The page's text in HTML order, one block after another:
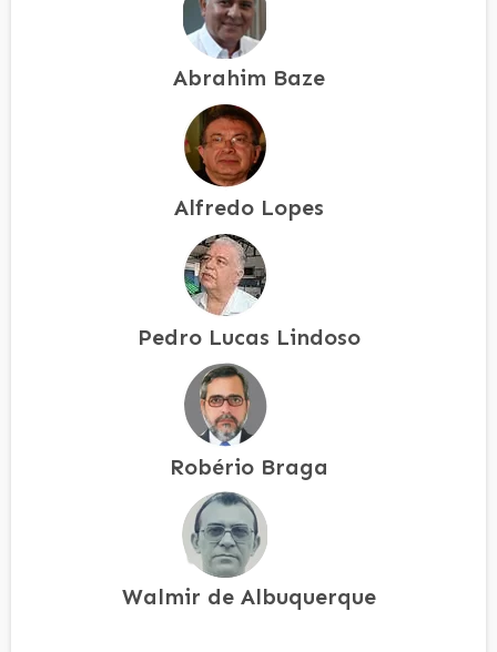
Abrahim Baze
Alfredo Lopes
Pedro Lucas Lindoso
Robério Braga
Walmir de Albuquerque